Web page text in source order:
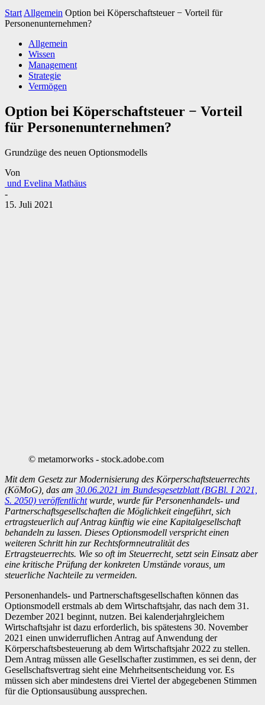
Start Allgemein Option bei Köperschaftsteuer − Vorteil für
Personenunternehmen?
Allgemein
Wissen
Management
Strategie
Vermögen
Option bei Köperschaftsteuer − Vorteil
für Personenunternehmen?
Grundzüge des neuen Optionsmodells
Von
und Evelina Mathäus
-
15. Juli 2021
© metamorworks - stock.adobe.com
Mit dem Gesetz zur Modernisierung des Körperschaftsteuerrechts
(KöMoG), das am 30.06.2021 im Bundesgesetzblatt (BGBl. I 2021,
S. 2050) veröffentlichtwurde, wurde für Personenhandels- und
Partnerschaftsgesellschaften die Möglichkeit eingeführt, sich
ertragsteuerlich auf Antrag künftig wie eine Kapitalgesellschaft
behandeln zu lassen. Dieses Optionsmodell verspricht einen
weiteren Schritt hin zur Rechtsformneutralität des
Ertragsteuerrechts. Wie so oft im Steuerrecht, setzt sein Einsatz aber
eine kritische Prüfung der konkreten Umstände voraus, um
steuerliche Nachteile zu vermeiden.
Personenhandels- und Partnerschaftsgesellschaften können das
Optionsmodell erstmals ab dem Wirtschaftsjahr, das nach dem 31.
Dezember 2021 beginnt, nutzen. Bei kalenderjahrgleichem
Wirtschaftsjahr ist dazu erforderlich, bis spätestens 30. November
2021 einen unwiderruflichen Antrag auf Anwendung der
Körperschaftsbesteuerung ab dem Wirtschaftsjahr 2022 zu stellen.
Dem Antrag müssen alle Gesellschafter zustimmen, es sei denn, der
Gesellschaftsvertrag sieht eine Mehrheitsentscheidung vor. Es
müssen sich aber mindestens drei Viertel der abgegebenen Stimmen
für die Optionsausübung aussprechen.